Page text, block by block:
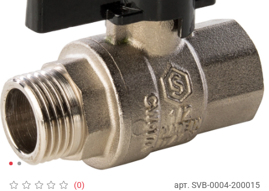
(0) арт. SVB-0004-200015